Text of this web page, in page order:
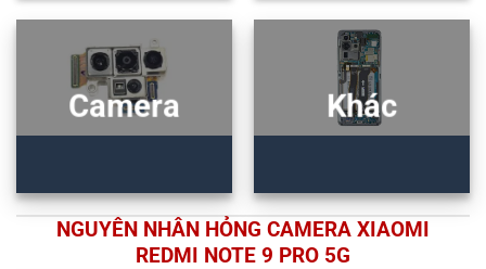
Camera Khác
NGUYÊN NHÂN HỎNG CAMERA XIAOMI
REDMI NOTE 9 PRO 5G